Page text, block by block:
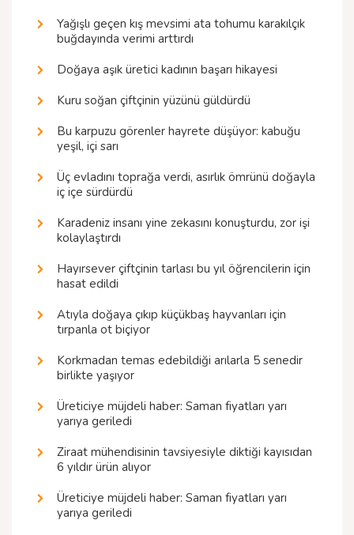
Yağışlı geçen kış mevsimi ata tohumu karakılçık
buğdayında verimi arttırdı
Doğaya aşık üretici kadının başarı hikayesi
Kuru soğan çiftçinin yüzünü güldürdü
Bu karpuzu görenler hayrete düşüyor: kabuğu
yeşil, içi sarı
Üç evladını toprağa verdi, asırlık ömrünü doğayla
iç içe sürdürdü
Karadeniz insanı yine zekasını konuşturdu, zor işi
kolaylaştırdı
Hayırsever çiftçinin tarlası bu yıl öğrencilerin için
hasat edildi
Atıyla doğaya çıkıp küçükbaş hayvanları için
tırpanla ot biçiyor
Korkmadan temas edebildiği arılarla 5 senedir
birlikte yaşıyor
Üreticiye müjdeli haber: Saman fiyatları yarı
yarıya geriledi
Ziraat mühendisinin tavsiyesiyle diktiği kayısıdan
6 yıldır ürün alıyor
Üreticiye müjdeli haber: Saman fiyatları yarı
yarıya geriledi